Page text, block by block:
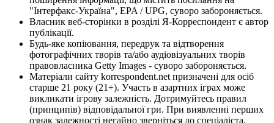
"Інтерфакс-Україна", EPA / UPG, суворо забороняється.
Власник веб-сторінки в розділі Я-Корреспондент є автор
публікації.
Будь-яке копіювання, передрук та відтворення
фотографічних творів та/або аудіовізуальних творів
правовласника Getty Images - суворо забороняється.
Матеріали сайту korrespondent.net призначені для осіб
старше 21 року (21+). Участь в азартних іграх може
викликати ігрову залежність. Дотримуйтесь правил
(принципів) відповідальної гри. При виявленні перших
ознак залежності негайно зверніться до спеціаліста.